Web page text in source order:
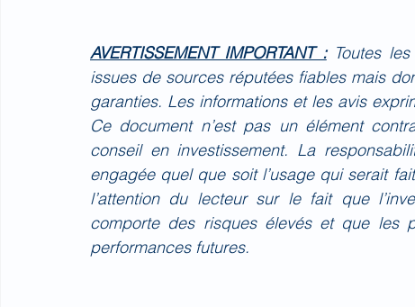
AVERTISSEMENT IMPORTANT : Toutes
issues de sources réputées fiables mais
garanties. Les informations et les avis
Ce document n’est pas un élément
conseil en investissement. La
engagée quel que soit l’usage qui serait
l’attention du lecteur sur le fait que
comporte des risques élevés et que les
performances futures.